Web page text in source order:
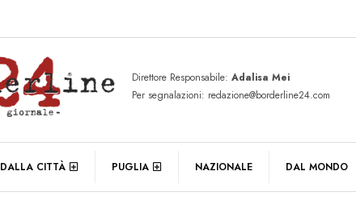
Direttore Responsabile: Adalisa Mei
Per segnalazioni: redazione@borderline24.com
DALLA CITTÀ PUGLIA NAZIONALE DAL MONDO
DAILY ARCHIVES